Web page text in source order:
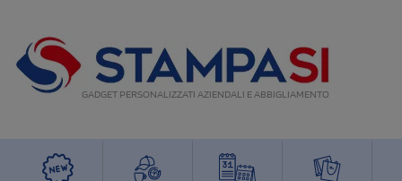
GADGET PERSONALIZZATI AZIENDALI E ABBIGLIAMENTO